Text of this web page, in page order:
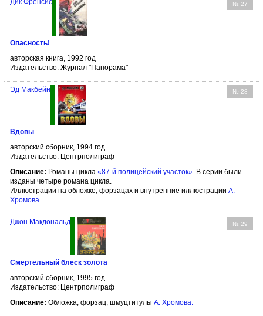
№ 27
Дик Френсис
Опасность!
авторская книга, 1992 год
Издательство: Журнал "Панорама"
№ 28
Эд Макбейн
Вдовы
авторский сборник, 1994 год
Издательство: Центрполиграф
Описание: Романы цикла «87-й полицейский участок» . В серии были
изданы четыре романа цикла.
Иллюстрации на обложке, форзацах и внутренние иллюстрации А.
Хромова
№ 29
Джон Макдональд
Смертельный блеск золота
авторский сборник, 1995 год
Издательство: Центрполиграф
Описание: Обложка, форзац, шмуцтитулы А. Хромова.